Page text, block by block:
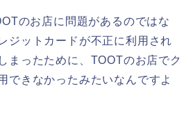
のお店に問題があるのではな
ジットカードが不正に利用され
まったために、TOOTのお店でク
できなかったみたいなんですよ